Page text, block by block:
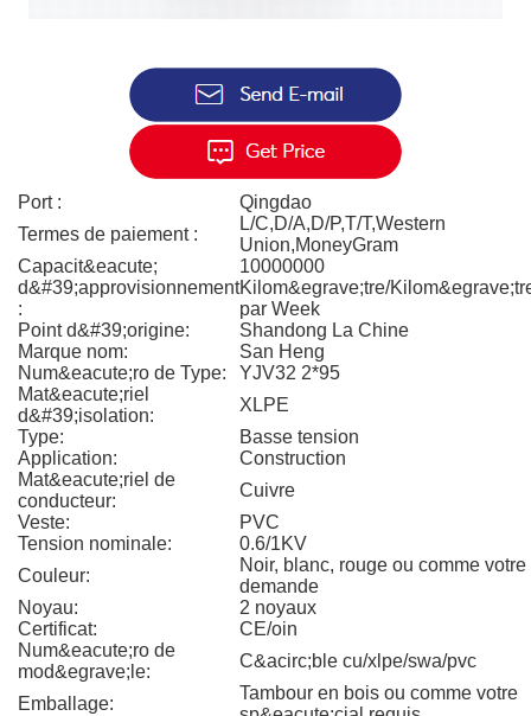
Port :
Qingdao
Termes de paiement :
L/C,D/A,D/P,T/T,Western
Union,MoneyGram
Capacit&eacute;
d&#39;approvisionnement
:
10000000
Kilom&egrave;tre/
par Week
Point d&#39;origine:
Shandong La Chine
Marque nom:
San Heng
Num&eacute;ro de Type:
YJV32 2*95
Mat&eacute;riel
d&#39;isolation:
XLPE
Type:
Basse tension
Application:
Construction
Mat&eacute;riel de
conducteur:
Cuivre
Veste:
PVC
Tension nominale:
0.6/1KV
Couleur:
Noir, blanc, rouge ou comme votre
demande
Noyau:
2 noyaux
Certificat:
CE/oin
Num&eacute;ro de
mod&egrave;le:
C&acirc;ble cu/xlpe/swa/pvc
Emballage:
Tambour en bois ou comme votre